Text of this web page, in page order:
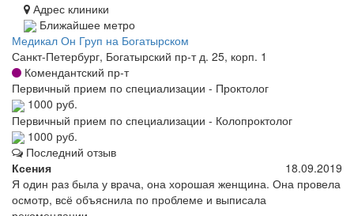
Адрес клиники
Ближайшее метро
Медикал Он Груп на Богатырском
Санкт-Петербург, Богатырский пр-т д. 25, корп. 1
Комендантский пр-т
Первичный прием по специализации - Проктолог
1000 руб.
Первичный прием по специализации - Колопроктолог
1000 руб.
Последний отзыв
Ксения
18.09.2019
Я один раз была у врача, она хорошая женщина. Она провела
осмотр, всё объяснила по проблеме и выписала